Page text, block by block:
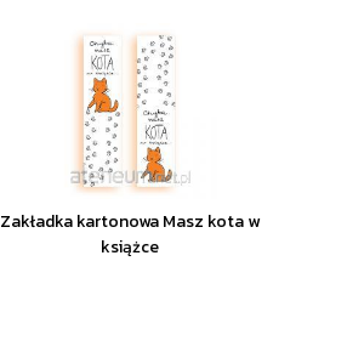
Zakładka kartonowa Masz kota w
książce